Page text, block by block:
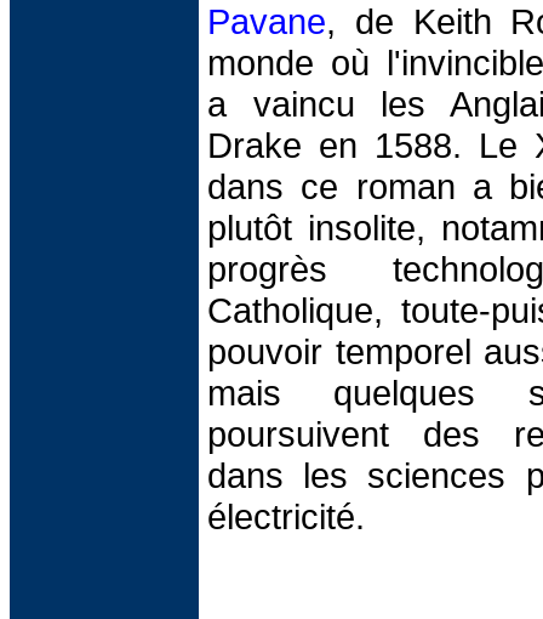
Pavane, de Keith
monde où
a vaincu les
Drake en 1588. Le
dans ce roman a
plutôt insolite,
progrès
Catholique, toute-
pouvoir temporel
mais quelques
poursuivent des
dans les sciences
électricité.